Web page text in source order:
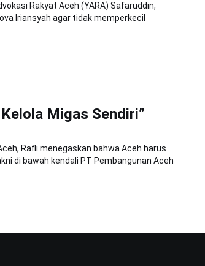
Rakyat Aceh (YARA) Safaruddin,
Iriansyah agar tidak memperkecil
Migas Sendiri”
Rafli menegaskan bahwa Aceh harus
di bawah kendali PT Pembangunan Aceh